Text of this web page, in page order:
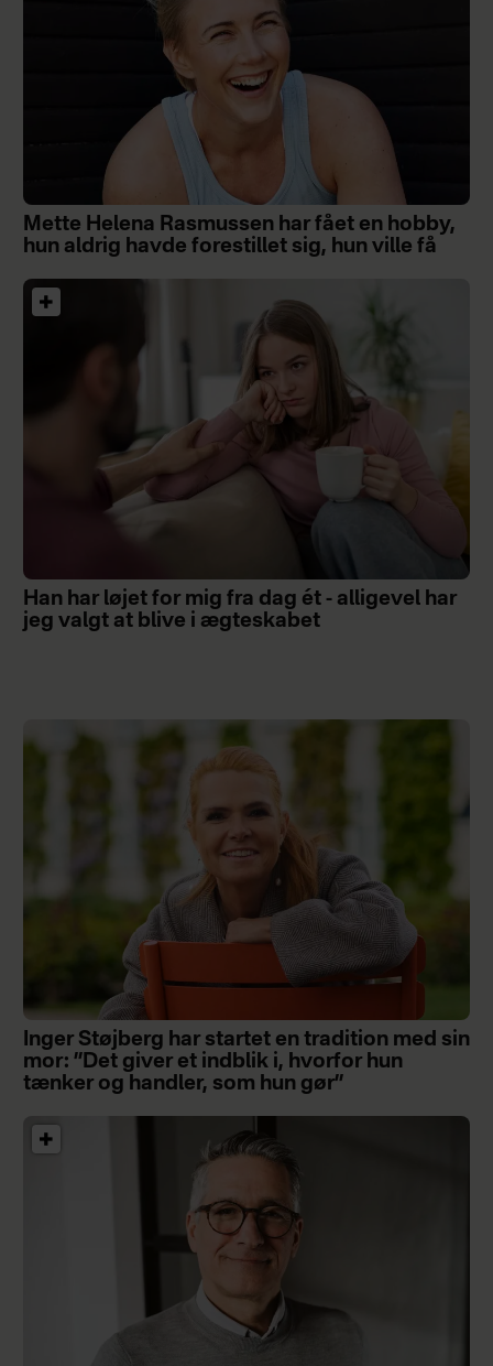
Mette Helena Rasmussen har fået en hobby,
hun aldrig havde forestillet sig, hun ville få
Han har løjet for mig fra dag ét - alligevel har
jeg valgt at blive i ægteskabet
Inger Støjberg har startet en tradition med sin
mor: ”Det giver et indblik i, hvorfor hun
tænker og handler, som hun gør”